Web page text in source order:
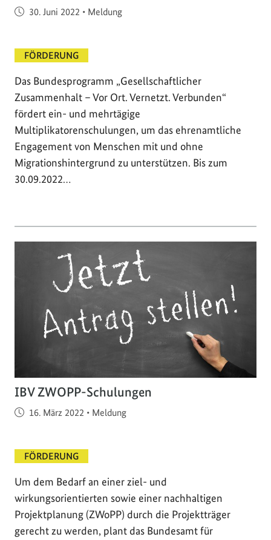
Veröffentlicht am
30. Juni 2022 • Meldung
FÖRDERUNG
Das Bundesprogramm „Gesellschaftlicher
Zusammenhalt – Vor Ort. Vernetzt. Verbunden“
fördert ein- und mehrtägige
Multiplikatorenschulungen, um das ehrenamtliche
Engagement von Menschen mit und ohne
Migrationshintergrund zu unterstützen. Bis zum
30.09.2022…
IBV ZWOPP-Schulungen
Veröffentlicht am
16. März 2022 • Meldung
FÖRDERUNG
Um dem Bedarf an einer ziel- und
wirkungsorientierten sowie einer nachhaltigen
Projektplanung (ZWoPP) durch die Projektträger
gerecht zu werden, plant das Bundesamt für